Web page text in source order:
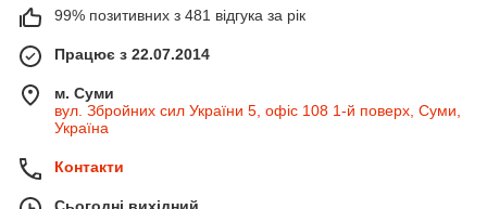
99% позитивних з 481 відгука за рік
Працює з 22.07.2014
м. Суми
вул. Збройних сил України 5, офіс 108 1-й поверх, Суми,
Україна
Контакти